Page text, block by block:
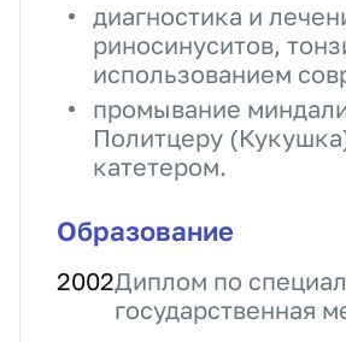
диагностика и
риносинуситов,
использованием
промывание
Политцеру
катетером.
Образование
2002Диплом по
государственная